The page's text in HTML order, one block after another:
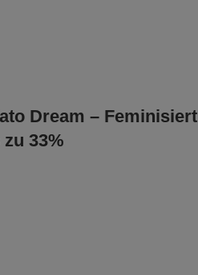
Dream – Feminisiert
33%